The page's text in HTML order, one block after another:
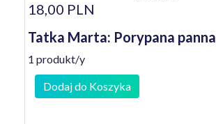
18,00 PLN
Tatka Marta: Porypana panna
1 produkt/y
Dodaj do Koszyka